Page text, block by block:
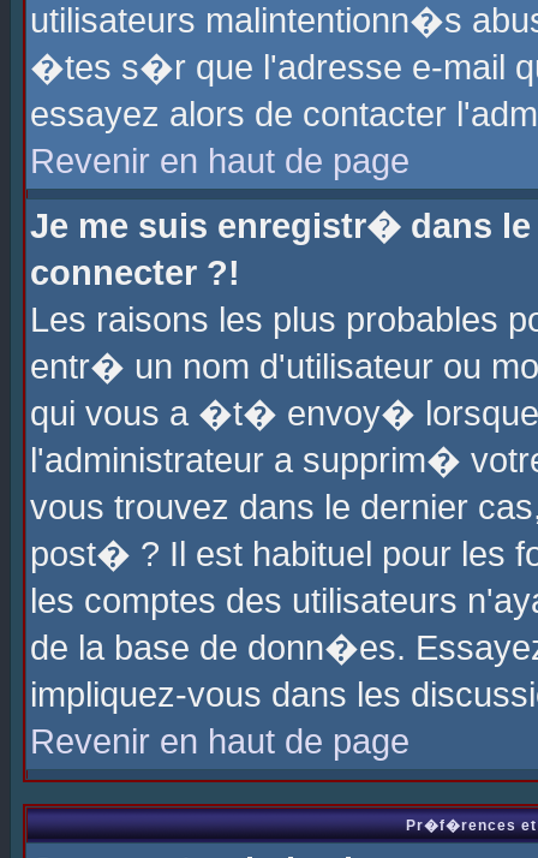
utilisateurs malintentionn�s
�tes s�r que l'adresse e-mail
essayez alors de contacter
Revenir en haut de page
Je me suis enregistr� dans
connecter ?!
Les raisons les plus probables
entr� un nom d'utilisateur ou
qui vous a �t� envoy�
l'administrateur a supprim�
vous trouvez dans le dernier
post� ? Il est habituel pour les
les comptes des utilisateurs
de la base de donn�es.
impliquez-vous dans les
Revenir en haut de page
Pr�f�rences et